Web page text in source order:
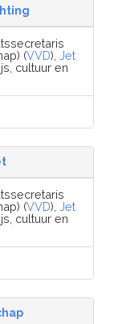
(VVD),Jet
cultuur en
(VVD),Jet
cultuur en